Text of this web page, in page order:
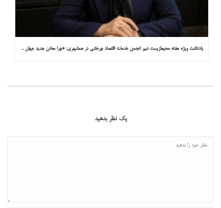
یادداشت ویژه هفته محیط‌زیست دبیر انجمن خدمات اقتصاد چرخشی در همشهری: «چرا معادن جدید جهان زیر زمین نیستند؟»
یک نظر بدهید